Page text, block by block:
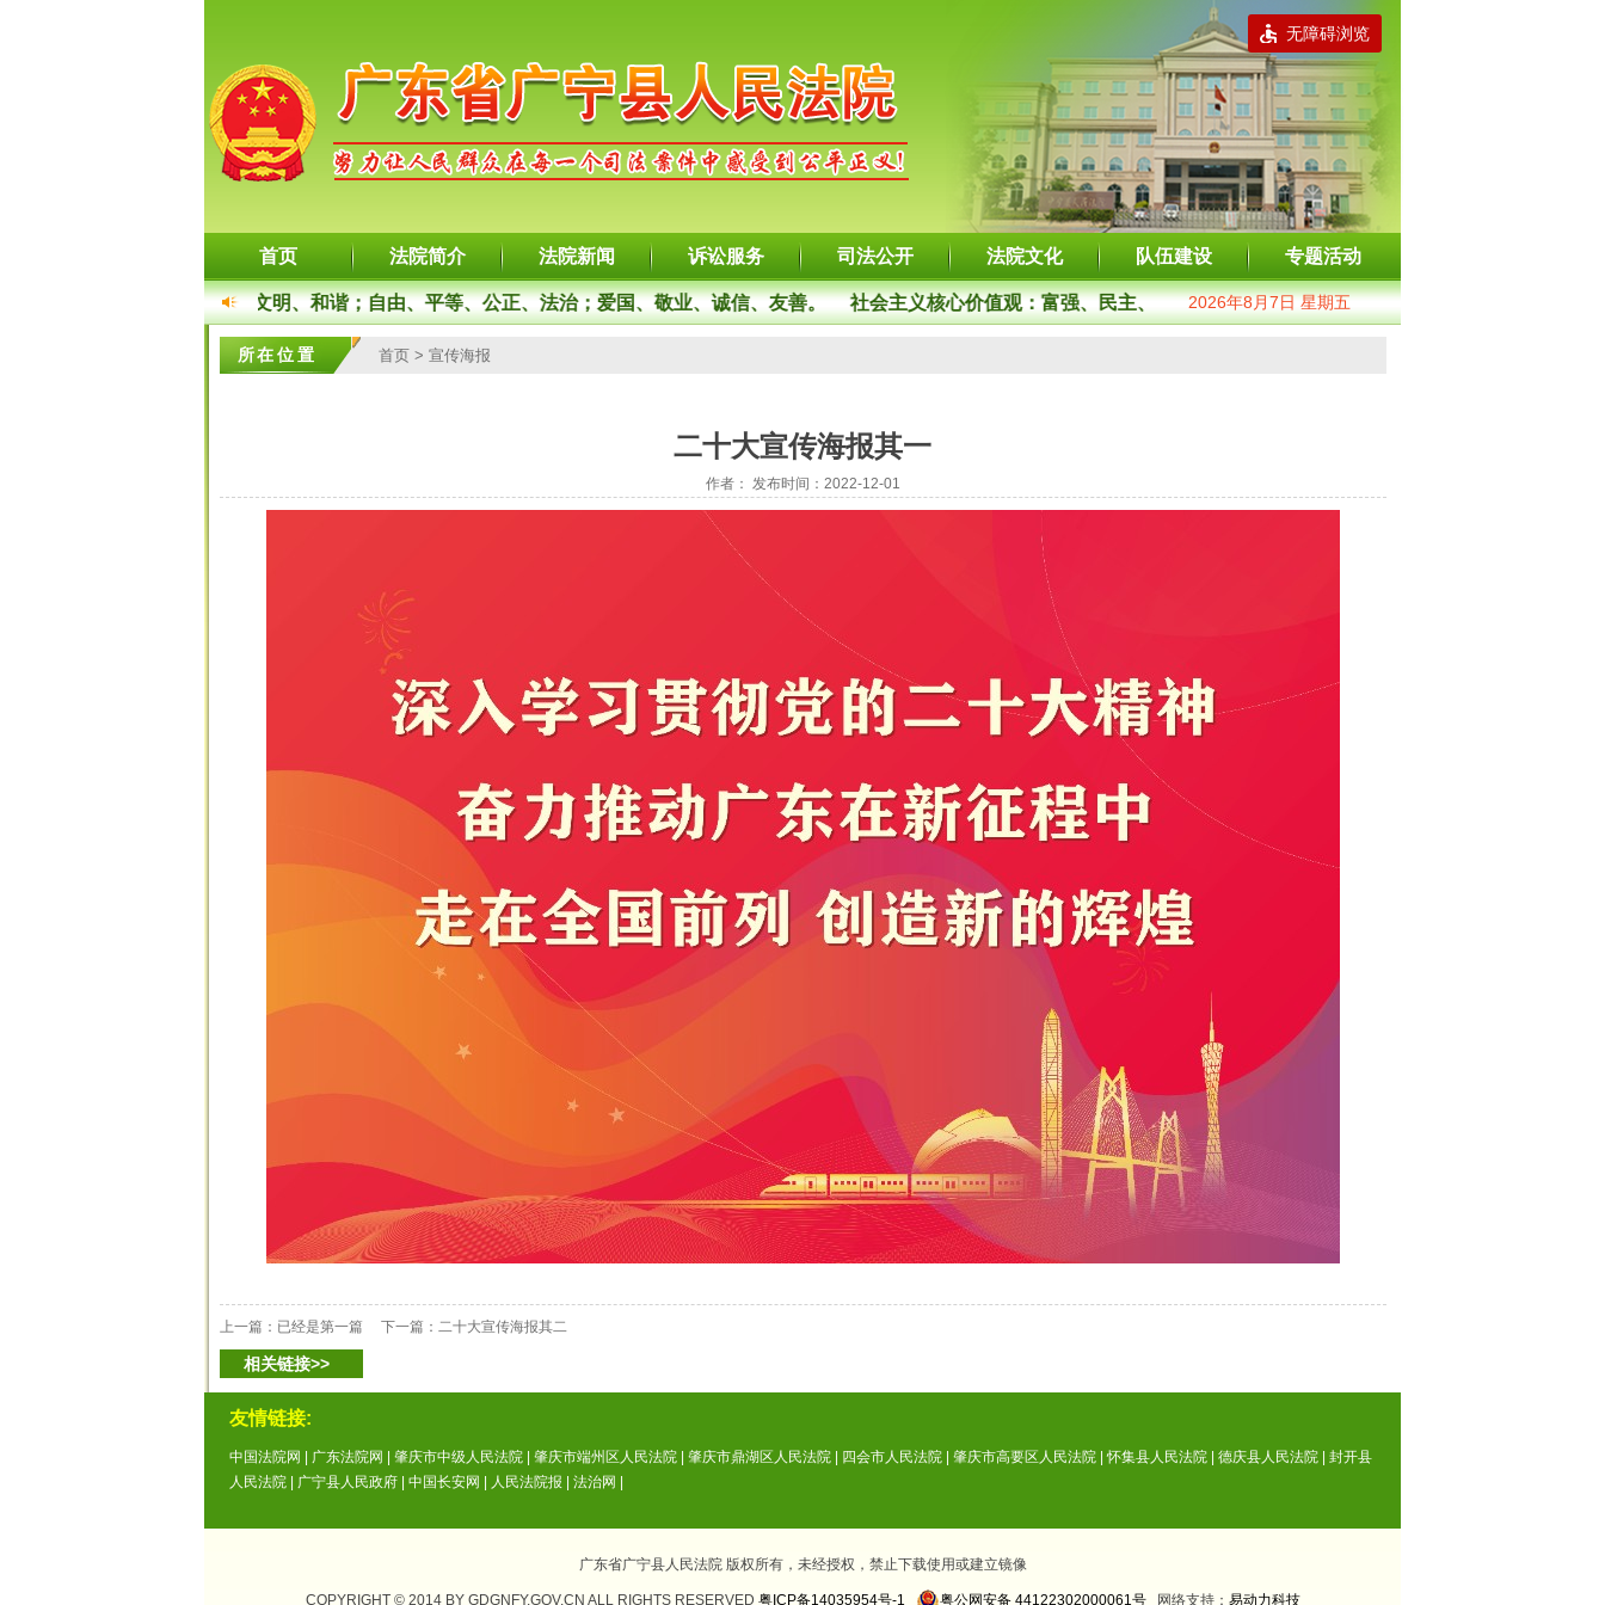
无障碍浏览
首页 法院简介 法院新闻 诉讼服务 司法公开 法院文化 队伍建设 专题活动
心价值观：富强、民主、文明、和谐；自由、平等、公正、法治；爱国、敬业、诚信、友善。 社会主义核心价值观：富强、民主、文明、和谐；自由、平等、公正、法治；爱国、敬业、
2026年8月7日 星期五
所在位置 首页> 宣传海报
二十大宣传海报其一
作者： 发布时间：2022-12-01
上一篇：已经是第一篇 下一篇： 二十大宣传海报其二
相关链接>>
友情链接:
中国法院网 广东法院网 肇庆市中级人民法院 肇庆市端州区人民法院 肇庆市鼎湖区人民法院 四会市人民法院 肇庆市高要区人民法院 |怀集县人民法院 德庆县人民法院
封开县
人民法院
广宁县人民政府 中国长安网 人民法院报 法治网
广东省广宁县人民法院 版权所有，未经授权，禁止下载使用或建立镜像
COPYRIGHT © 2014 BY GDGNFY.GOV.CN ALL RIGHTS RESERVED 粤ICP备14035954号-1 粤公网安备 44122302000061号网络支持： 易动力科技